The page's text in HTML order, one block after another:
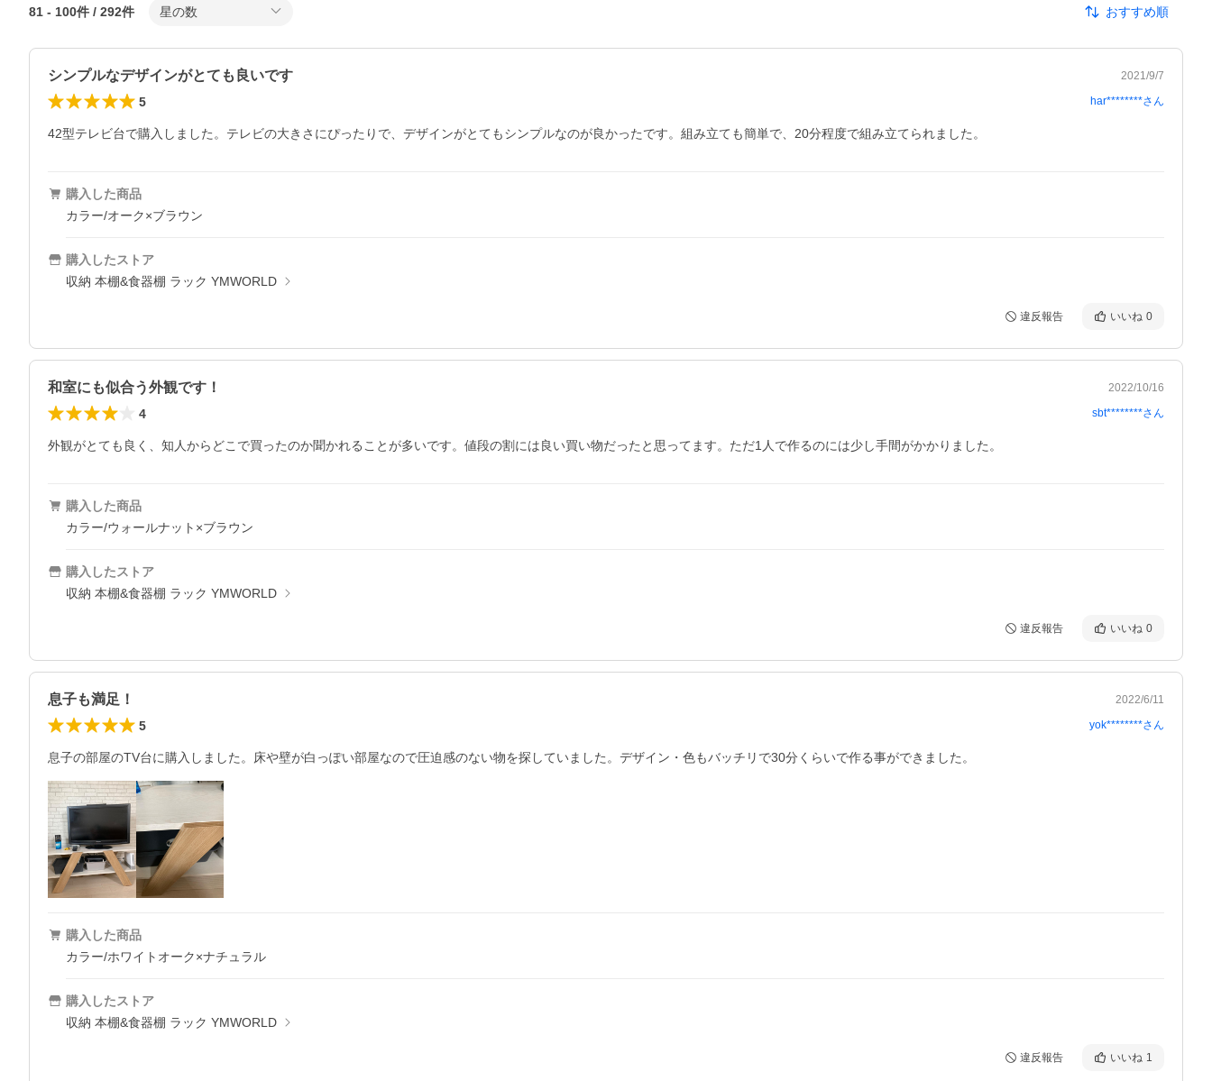
81 - 100件 / 292件 星の数 おすすめ順
シンプルなデザインがとても良いです 2021/9/7
5 har********さん
42型テレビ台で購入しました。テレビの大きさにぴったりで、デザインがとてもシンプルなのが良かったです。組み立ても簡単で、20分程度で組み立てられました。
購入した商品
カラー/オーク×ブラウン
購入したストア
収納 本棚&食器棚 ラック YMWORLD
違反報告 いいね 0
和室にも似合う外観です！ 2022/10/16
4 sbt********さん
外観がとても良く、知人からどこで買ったのか聞かれることが多いです。値段の割には良い買い物だったと思ってます。ただ1人で作るのには少し手間がかかりました。
購入した商品
カラー/ウォールナット×ブラウン
購入したストア
収納 本棚&食器棚 ラック YMWORLD
違反報告 いいね 0
息子も満足！ 2022/6/11
5 yok********さん
息子の部屋のTV台に購入しました。床や壁が白っぽい部屋なので圧迫感のない物を探していました。デザイン・色もバッチリで30分くらいで作る事ができました。
購入した商品
カラー/ホワイトオーク×ナチュラル
購入したストア
収納 本棚&食器棚 ラック YMWORLD
違反報告 いいね 1